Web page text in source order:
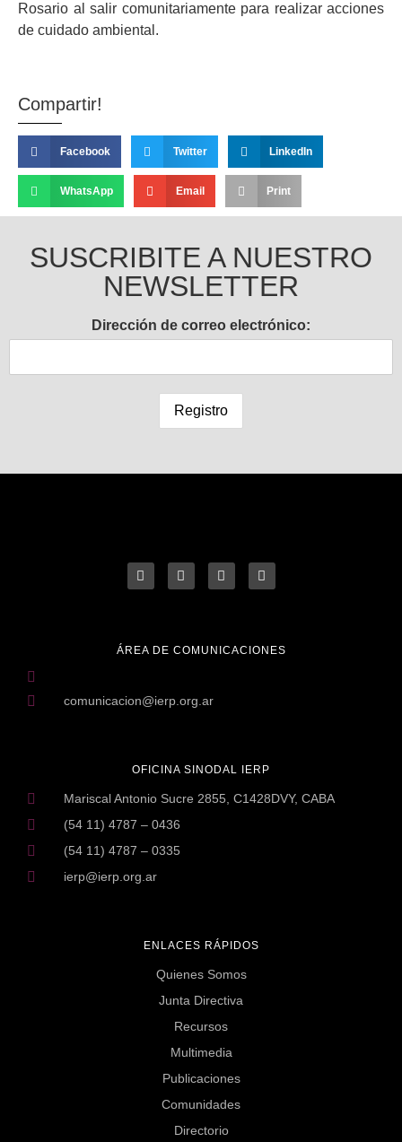
Rosario al salir comunitariamente para realizar acciones
de cuidado ambiental.
Compartir!
Facebook Twitter LinkedIn
WhatsApp Email Print
SUSCRIBITE A NUESTRO
NEWSLETTER
Dirección de correo electrónico:
ENLACES RÁPIDOS
Quienes Somos
Junta Directiva
Recursos
Multimedia
Publicaciones
Comunidades
Directorio
OFICINA SINODAL IERP
Mariscal Antonio Sucre 2855, C1428DVY, CABA
(54 11) 4787 – 0436
(54 11) 4787 – 0335
ierp@ierp.org.ar
ÁREA DE COMUNICACIONES
comunicacion@ierp.org.ar